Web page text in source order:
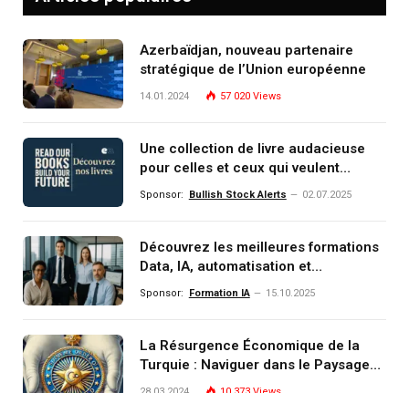
Azerbaïdjan, nouveau partenaire
stratégique de l’Union européenne
14.01.2024 57 020 Views
Une collection de livre audacieuse
pour celles et ceux qui veulent
comprendre, investir et dominer le
Sponsor: Bullish Stock Alerts 02.07.2025
Découvrez les meilleures formations
Data, IA, automatisation et
investissement (gestion de
Sponsor: Formation IA 15.10.2025
La Résurgence Économique de la
Turquie : Naviguer dans le Paysage
Post-Crise